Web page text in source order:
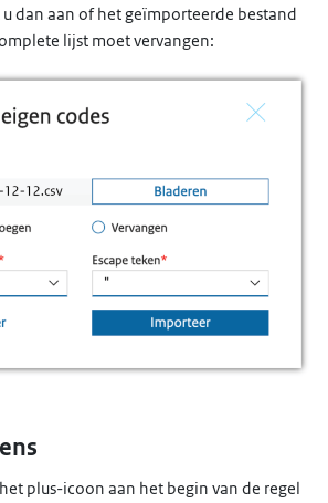
dan aan of het geïmporteerde bestand
lijst moet vervangen:
plus-icoon aan het begin van de regel